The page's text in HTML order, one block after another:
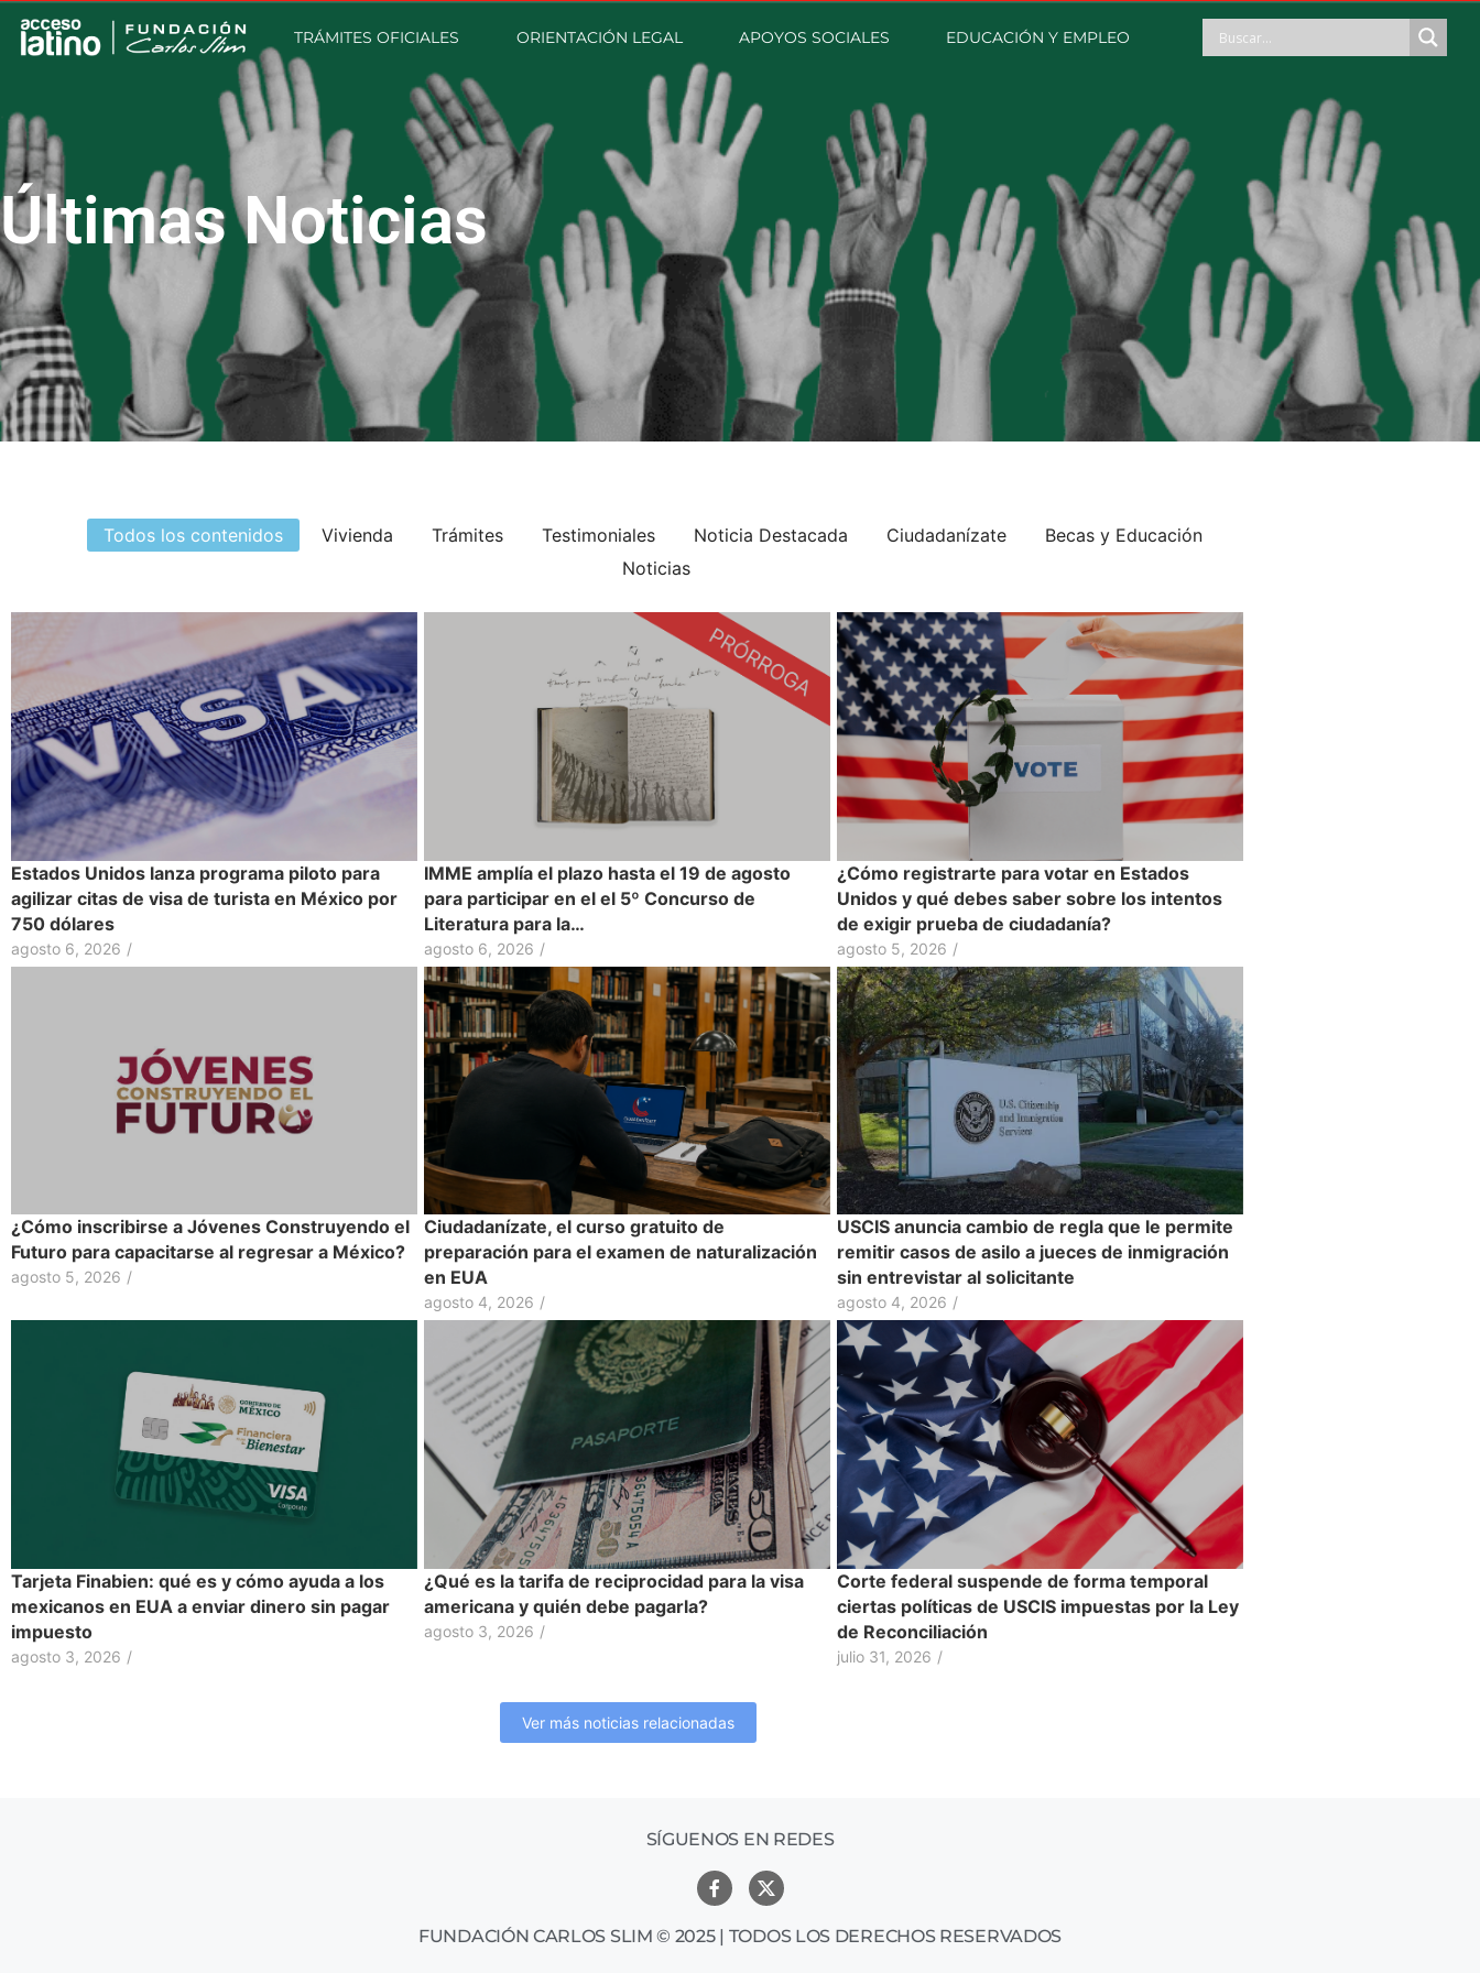
TRÁMITES OFICIALES ORIENTACIÓN LEGAL APOYOS SOCIALES EDUCACIÓN Y EMPLEO
Últimas Noticias
Todos los contenidos Vivienda Trámites Testimoniales Noticia Destacada Ciudadanízate
Becas y Educación
Noticias
Estados Unidos lanza programa piloto para
agilizar citas de visa de turista en México por
750 dólares
agosto 6, 2026 /
IMME amplía el plazo hasta el 19 de agosto
para participar en el el 5º Concurso de
Literatura para la…
agosto 6, 2026 /
¿Cómo registrarte para votar en Estados
Unidos y qué debes saber sobre los intentos
de exigir prueba de ciudadanía?
agosto 5, 2026 /
¿Cómo inscribirse a Jóvenes Construyendo el
Futuro para capacitarse al regresar a México?
agosto 5, 2026 /
Ciudadanízate, el curso gratuito de
preparación para el examen de naturalización
en EUA
agosto 4, 2026 /
USCIS anuncia cambio de regla que le permite
remitir casos de asilo a jueces de inmigración
sin entrevistar al solicitante
agosto 4, 2026 /
Tarjeta Finabien: qué es y cómo ayuda a los
mexicanos en EUA a enviar dinero sin pagar
impuesto
agosto 3, 2026 /
¿Qué es la tarifa de reciprocidad para la visa
americana y quién debe pagarla?
agosto 3, 2026 /
Corte federal suspende de forma temporal
ciertas políticas de USCIS impuestas por la Ley
de Reconciliación
julio 31, 2026 /
Ver más noticias relacionadas
SÍGUENOS EN REDES
FUNDACIÓN CARLOS SLIM © 2025 | TODOS LOS DERECHOS RESERVADOS